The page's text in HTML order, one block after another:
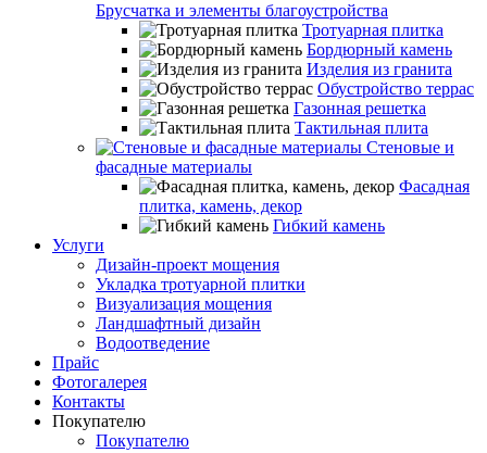
Брусчатка и элементы благоустройства
Тротуарная плитка
Бордюрный камень
Изделия из гранита
Обустройство террас
Газонная решетка
Тактильная плита
Стеновые и
фасадные материалы
Фасадная
плитка, камень, декор
Гибкий камень
Услуги
Дизайн-проект мощения
Укладка тротуарной плитки
Визуализация мощения
Ландшафтный дизайн
Водоотведение
Прайс
Фотогалерея
Контакты
Покупателю
Покупателю